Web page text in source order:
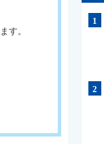
す。
1
2